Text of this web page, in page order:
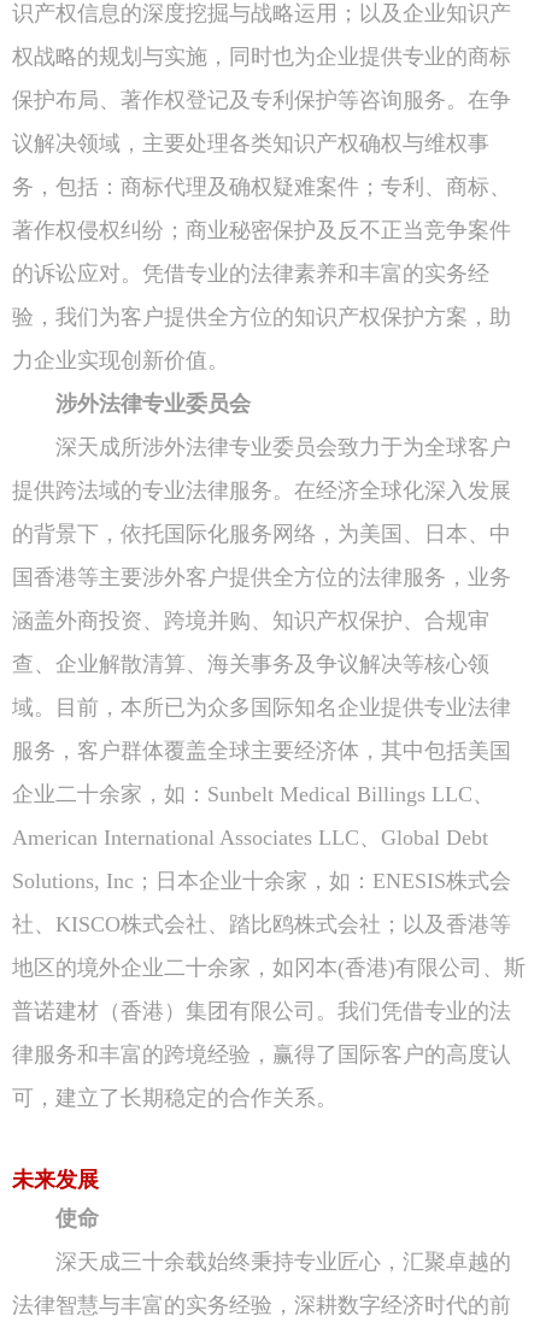
识产权信息的深度挖掘与战略运用；以及企业知识产
权战略的规划与实施，同时也为企业提供专业的商标
保护布局、著作权登记及专利保护等咨询服务。在争
议解决领域，主要处理各类知识产权确权与维权事
务，包括：商标代理及确权疑难案件；专利、商标、
著作权侵权纠纷；商业秘密保护及反不正当竞争案件
的诉讼应对。凭借专业的法律素养和丰富的实务经
验，我们为客户提供全方位的知识产权保护方案，助
力企业实现创新价值。
涉外法律专业委员会
深天成所涉外法律专业委员会致力于为全球客户
提供跨法域的专业法律服务。在经济全球化深入发展
的背景下，依托国际化服务网络，为美国、日本、中
国香港等主要涉外客户提供全方位的法律服务，业务
涵盖外商投资、跨境并购、知识产权保护、合规审
查、企业解散清算、海关事务及争议解决等核心领
域。目前，本所已为众多国际知名企业提供专业法律
服务，客户群体覆盖全球主要经济体，其中包括美国
企业二十余家，如：Sunbelt Medical Billings LLC、
American International Associates LLC、Global Debt
Solutions, Inc；日本企业十余家，如：ENESIS株式会
社、KISCO株式会社、踏比鸥株式会社；以及香港等
地区的境外企业二十余家，如冈本(香港)有限公司、斯
普诺建材（香港）集团有限公司。我们凭借专业的法
律服务和丰富的跨境经验，赢得了国际客户的高度认
可，建立了长期稳定的合作关系。
未来发展
使命
深天成三十余载始终秉持专业匠心，汇聚卓越的
法律智慧与丰富的实务经验，深耕数字经济时代的前